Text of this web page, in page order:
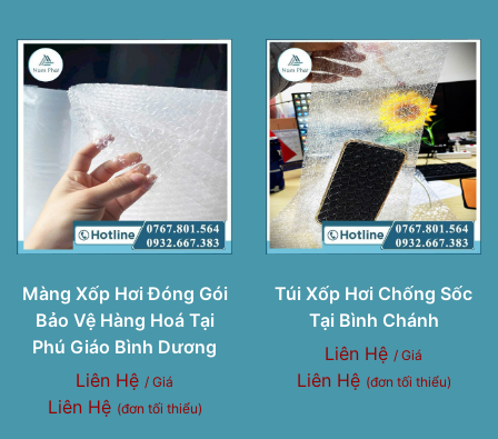
Màng Xốp Hơi Đóng Gói
Bảo Vệ Hàng Hoá Tại
Phú Giáo Bình Dương
Liên Hệ / Giá
Liên Hệ (đơn tối thiểu)
Túi Xốp Hơi Chống Sốc
Tại Bình Chánh
Liên Hệ / Giá
Liên Hệ (đơn tối thiểu)